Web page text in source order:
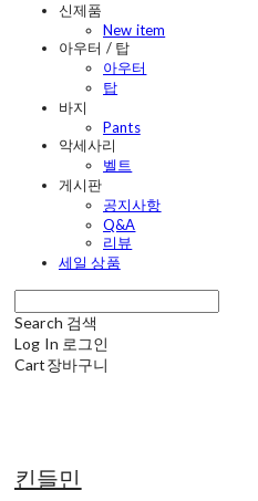
신제품
New item
아우터 / 탑
아우터
탑
바지
Pants
악세사리
벨트
게시판
공지사항
Q&A
리뷰
세일 상품
Search 검색
Log In 로그인
Cart장바구니
킨들민